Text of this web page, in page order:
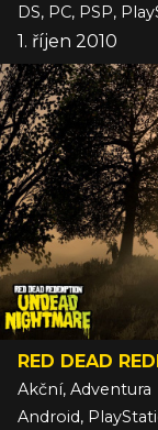
DS, PC, PSP,
1. říjen 2010
RED DEAD
Akční, Adventura